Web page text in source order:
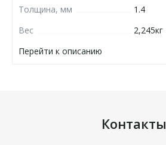
Толщина, мм
1.4
Вес
2,245кг
Перейти к описанию
Контакты